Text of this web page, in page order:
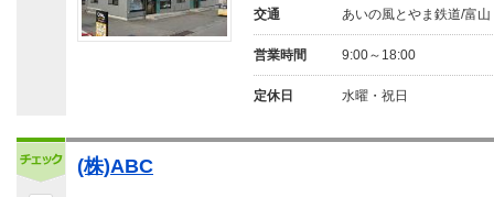
交通 あいの風とやま鉄道/富
営業時間 9:00～18:00
定休日 水曜・祝日
(株)ABC